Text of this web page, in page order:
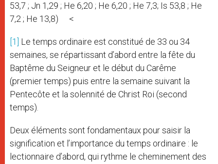
53,7 ; Jn 1,29 ; He 6,20 ; He 6,20 ; He 7,3; Is 53,8 ; He
7,2 ; He 13,8) <
[1]
Le temps ordinaire est constitué de 33 ou 34
semaines, se répartissant d’abord entre la fête du
Baptême du Seigneur et le début du Carême
(premier temps) puis entre la semaine suivant la
Pentecôte et la solennité de Christ Roi (second
temps).
Deux éléments sont fondamentaux pour saisir la
signification et l’importance du temps ordinaire : le
lectionnaire d’abord, qui rythme le cheminement des